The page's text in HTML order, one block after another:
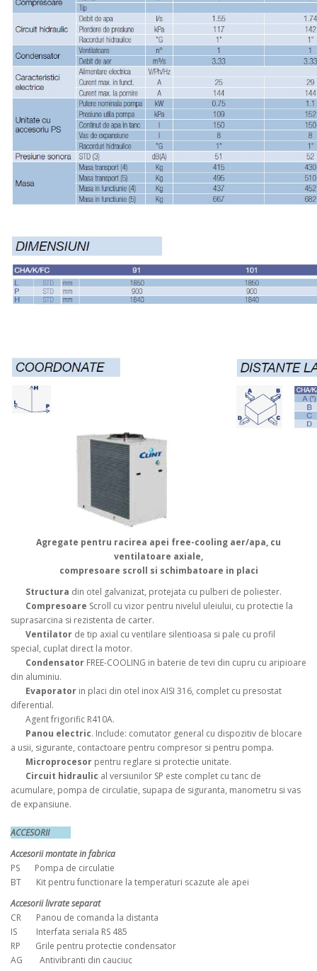
Agregate pentru racirea apei free-cooling aer/apa, cu
ventilatoare axiale,
compresoare scroll si schimbatoare in placi
Structura din otel galvanizat, protejata cu pulberi de poliester.
Compresoare Scroll cu vizor pentru nivelul uleiului, cu protectie la
suprasarcina si rezistenta de carter.
Ventilator de tip axial cu ventilare silentioasa si pale cu profil
special, cuplat direct la motor.
Condensator FREE-COOLING in baterie de tevi din cupru cu aripioare
din aluminiu.
Evaporator in placi din otel inox AISI 316, complet cu presostat
diferential.
Agent frigorific R410A.
Panou electric. Include: comutator general cu dispozitiv de blocare
a usii, sigurante, contactoare pentru compresor si pentru pompa.
Microprocesor pentru reglare si protectie unitate.
Circuit hidraulic al versiunilor SP este complet cu tanc de
acumulare, pompa de circulatie, supapa de siguranta, manometru si vas
de expansiune.
ACCESORII
Accesorii montate in fabrica
PS Pompa de circulatie
BT Kit pentru functionare la temperaturi scazute ale apei
Accesorii livrate separat
CR Panou de comanda la distanta
IS Interfata seriala RS 485
RP Grile pentru protectie condensator
AG Antivibranti din cauciuc